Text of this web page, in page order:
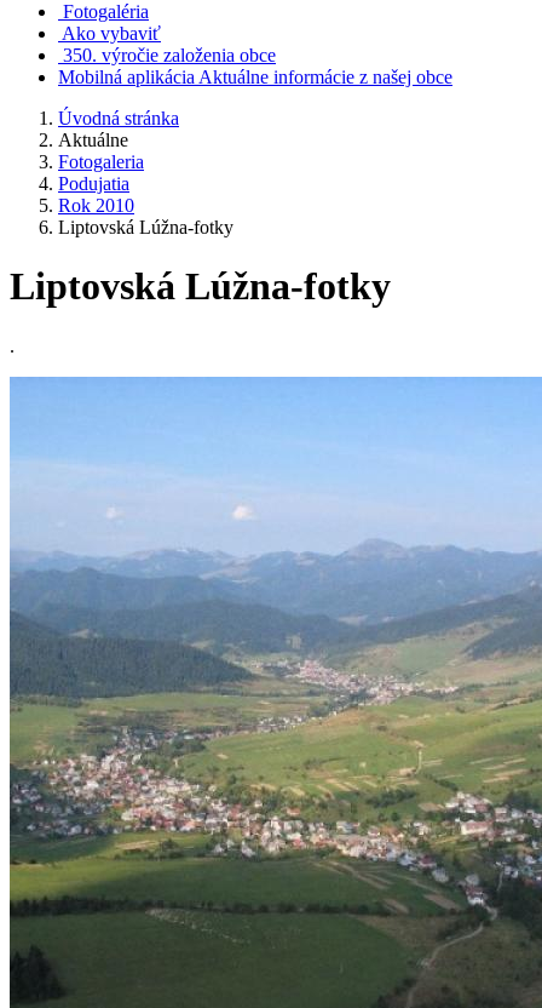
Fotogaléria
Ako vybaviť
350. výročie založenia obce
Mobilná aplikácia Aktuálne informácie z našej obce
Úvodná stránka
Aktuálne
Fotogaleria
Podujatia
Rok 2010
Liptovská Lúžna-fotky
Liptovská Lúžna-fotky
.